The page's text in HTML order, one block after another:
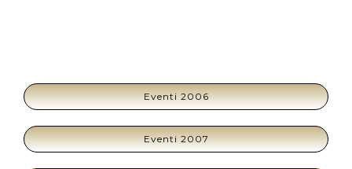
Eventi 2006
Eventi 2007